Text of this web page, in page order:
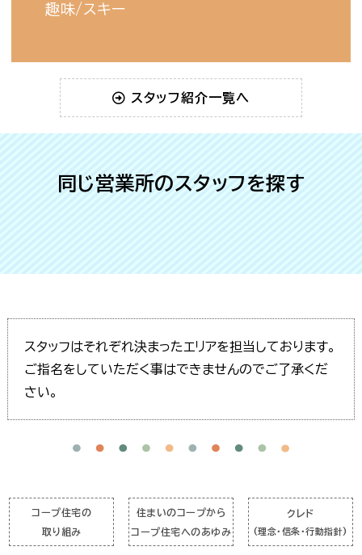
趣味/ スキー
スタッフ紹介一覧へ
同じ営業所のスタッフを探す
スタッフはそれぞれ決まったエリアを担当しております。
ご指名をしていただく事はできませんのでご了承くだ
さい。
コープ住宅の
取り組み
住まいのコープから
コープ住宅へのあゆみ
クレド
(理念・信条・行動指針)